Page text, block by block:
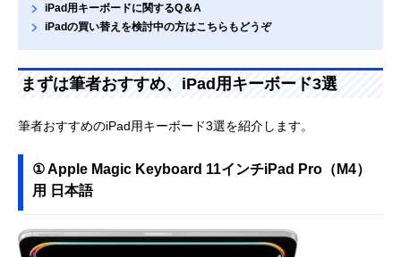
iPad用キーボードに関するQ＆A
iPadの買い替えを検討中の方はこちらもどうぞ
まずは筆者おすすめ、iPad用キーボード3選
筆者おすすめのiPad用キーボード3選を紹介します。
① Apple Magic Keyboard 11インチiPad Pro（M4）
用 日本語